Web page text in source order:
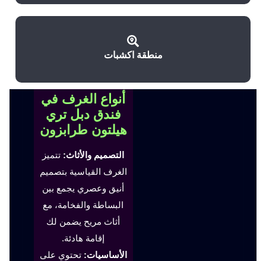
منطقة اكشبات
أنواع الغرف في
فندق دبل تري
هيلتون طرابزون
التصميم والأثاث: تتميز
الغرف القياسية بتصميم
أنيق وعصري يجمع بين
البساطة والفخامة، مع
أثاث مريح يضمن لك
إقامة هادئة.
الأساسيات: تحتوي على